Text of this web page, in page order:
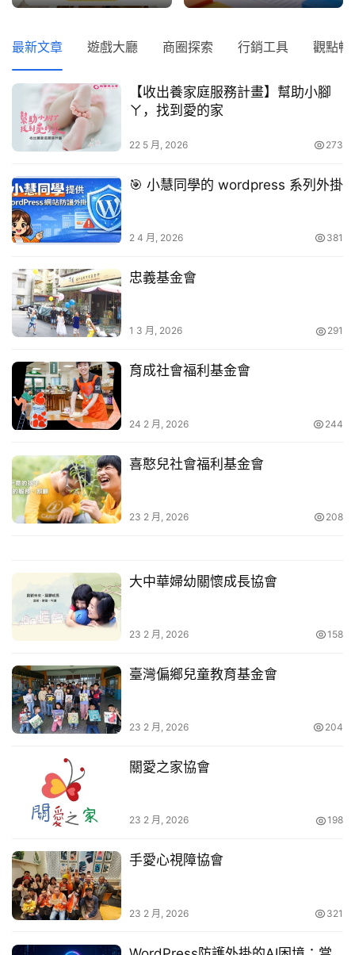
分
類
熱
門
貼
文
小
慧
快
訊
公
益
互
行
銷
百
W
P
外
系
列
登入
最新文章 遊戲大廳 商圈探索 行銷工具 觀點暢
【收出養家庭服務計畫】幫助小腳
ㄚ，找到愛的家
22 5 月, 2026 273
🎯 小慧同學的 wordpress 系列外掛
2 4 月, 2026 381
忠義基金會
1 3 月, 2026 291
育成社會福利基金會
24 2 月, 2026 244
喜憨兒社會福利基金會
23 2 月, 2026 208
大中華婦幼關懷成長協會
23 2 月, 2026 158
臺灣偏鄉兒童教育基金會
23 2 月, 2026 204
關愛之家協會
23 2 月, 2026 198
手愛心視障協會
23 2 月, 2026 321